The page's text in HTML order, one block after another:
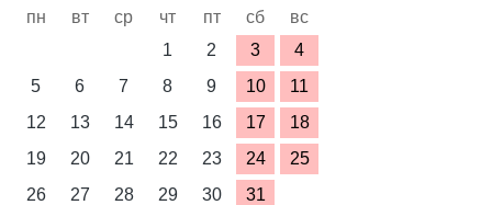
пн вт ср чт пт сб
вс
1
2 3
4
5
6 7 8 9 10
11
12
13 14 15 16 17
18
19
20 21 22 23 24
25
26
27 28 29 30 31